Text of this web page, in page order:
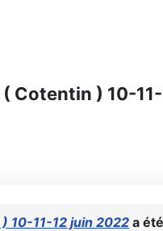
Cotentin ) 10-
10-11-12 juin 2022 a